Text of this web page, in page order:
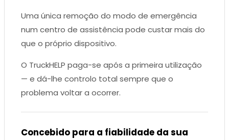
Uma única remoção do modo de emergência
num centro de assistência pode custar mais do
que o próprio dispositivo.
O TruckHELP paga-se após a primeira utilização
— e dá-lhe controlo total sempre que o
problema voltar a ocorrer.
Concebido para a fiabilidade da sua